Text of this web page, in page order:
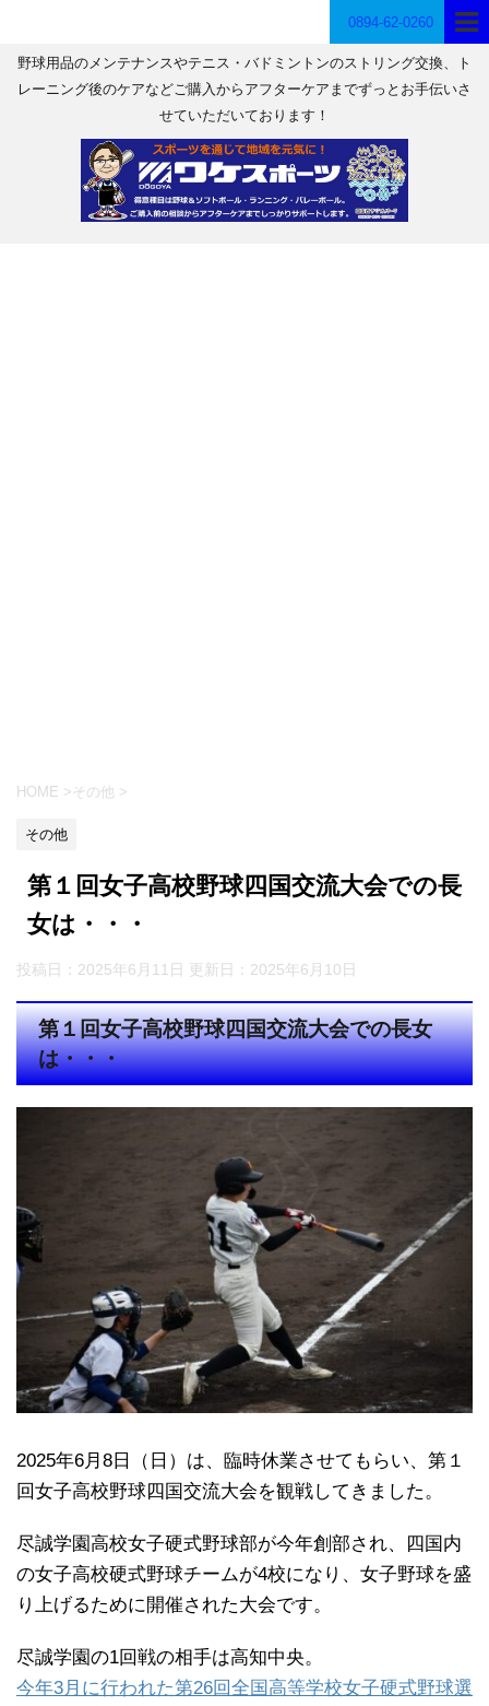
0894-62-0260
野球用品のメンテナンスやテニス・バドミントンのストリング交換、ト
レーニング後のケアなどご購入からアフターケアまでずっとお手伝いさ
せていただいております！
HOME > その他 >
その他
第１回女子高校野球四国交流大会での長
女は・・・
投稿日：2025年6月11日 更新日： 2025年6月10日
第１回女子高校野球四国交流大会での長女
は・・・
2025年6月8日（日）は、臨時休業させてもらい、第１
回女子高校野球四国交流大会を観戦してきました。
尽誠学園高校女子硬式野球部が今年創部され、四国内
の女子高校硬式野球チームが4校になり、女子野球を盛
り上げるために開催された大会です。
尽誠学園の1回戦の相手は高知中央。
今年3月に行われた第26回全国高等学校女子硬式野球選